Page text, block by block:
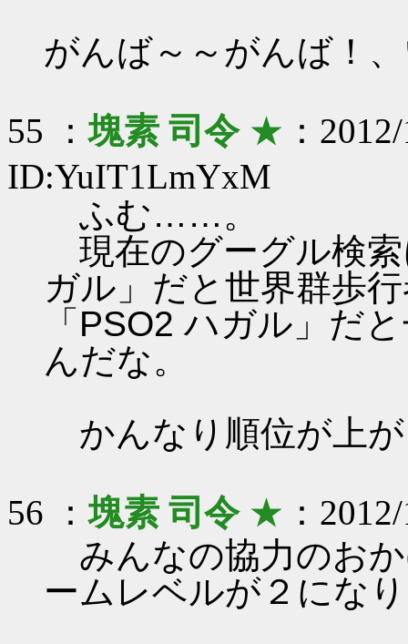
がんば～～がんば！
55 ：塊素 司令★ ：
ID:YuIT1LmYxM
ふむ……。
現在のグーグル検
ガル」だと世界群歩
「PSO2 ハガル」だ
んだな。
かんなり順位が上
56 ：塊素 司令★ ：
みんなの協力のお
ームレベルが２にな